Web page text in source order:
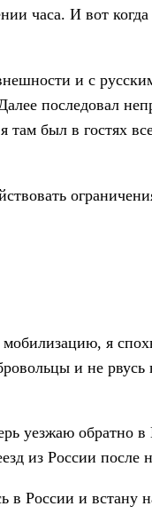
часа. И вот
и с
последовал
был в гостях
я
и не
уезжаю обратно
из России
в России и встану